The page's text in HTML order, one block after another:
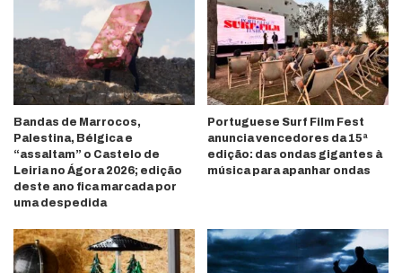
Bandas de Marrocos,
Palestina, Bélgica e
“assaltam” o Castelo de
Leiria no Ágora 2026; edição
deste ano fica marcada por
uma despedida
Portuguese Surf Film Fest
anuncia vencedores da 15ª
edição: das ondas gigantes à
música para apanhar ondas